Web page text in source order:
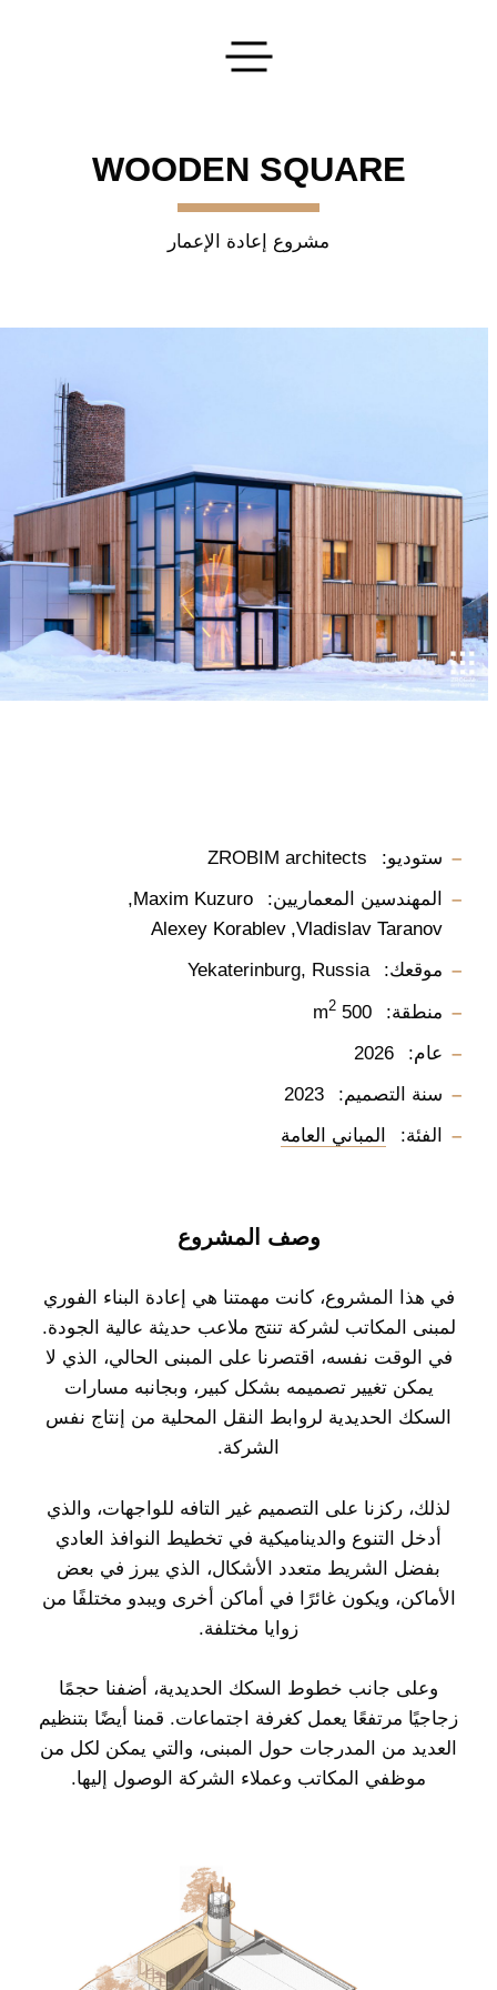
ستوديو:
المهندسين المعماريين:
Maxim Kuzuro
Vladislav Taranov
Alexey Korablev
موقعك:
Yekaterinburg, Russia
منطقة:
2
عام:
سنة التصميم:
الفئة:
المباني العامة
وصف المشروع
في هذا المشروع، كانت مهمتنا هي إعادة البناء الفوري
لمبنى المكاتب لشركة تنتج ملاعب حديثة عالية الجودة.
في الوقت نفسه، اقتصرنا على المبنى الحالي، الذي لا
يمكن تغيير تصميمه بشكل كبير، وبجانبه مسارات
السكك الحديدية لروابط النقل المحلية من إنتاج نفس
الشركة.
لذلك، ركزنا على التصميم غير التافه للواجهات، والذي
أدخل التنوع والديناميكية في تخطيط النوافذ العادي
بفضل الشريط متعدد الأشكال، الذي يبرز في بعض
الأماكن، ويكون غائرًا في أماكن أخرى ويبدو مختلفًا من
زوايا مختلفة.
وعلى جانب خطوط السكك الحديدية، أضفنا حجمًا
زجاجيًا مرتفعًا يعمل كغرفة اجتماعات. قمنا أيضًا بتنظيم
العديد من المدرجات حول المبنى، والتي يمكن لكل من
موظفي المكاتب وعملاء الشركة الوصول إليها.
WOODEN SQUARE
مشروع إعادة الإعمار